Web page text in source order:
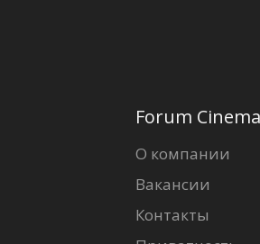
Forum
О компании
Вакансии
Контакты